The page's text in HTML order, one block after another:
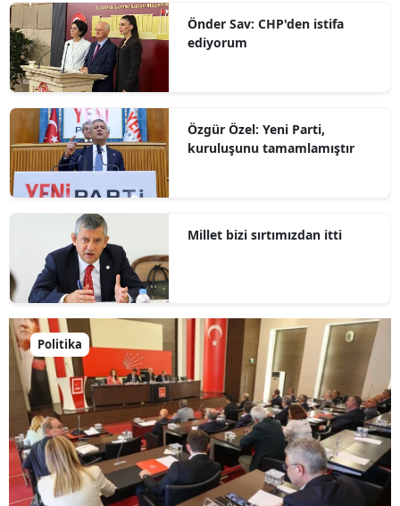
Önder Sav: CHP'den istifa
ediyorum
Özgür Özel: Yeni Parti,
kuruluşunu tamamlamıştır
Millet bizi sırtımızdan itti
Politika